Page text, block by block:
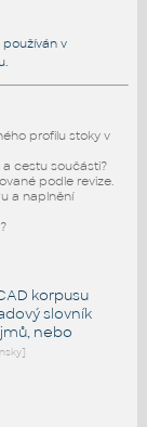
používán v
profilu stoky v
cestu součásti?
podle revize.
a naplnění
korpusu
slovník
, nebo